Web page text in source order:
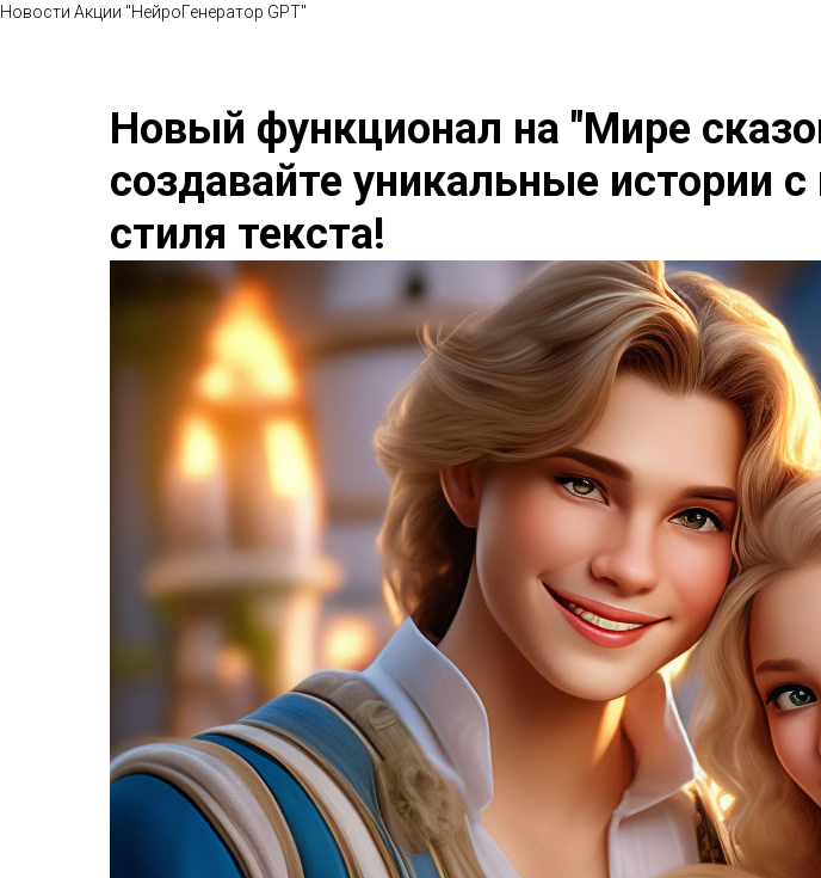
Новости Акции "НейроГенератор GPT"
Новый функционал на "Мире
создавайте уникальные истории
стиля текста!